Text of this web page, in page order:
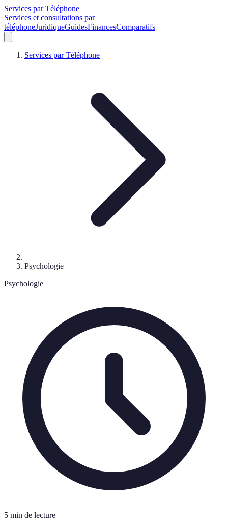
Services par Téléphone
Services et consultations par
téléphoneJuridiqueGuidesFinancesComparatifs
Services par Téléphone
Psychologie
Psychologie
5 min de lecture